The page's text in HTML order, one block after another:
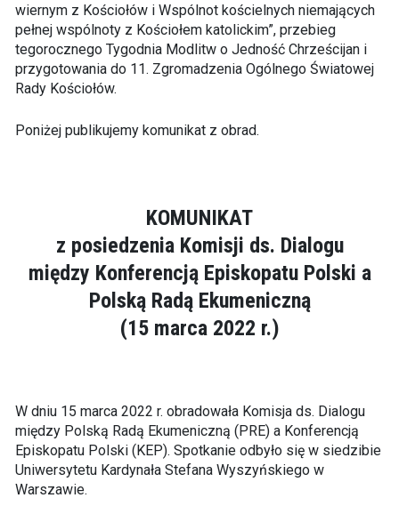
wiernym z Kościołów i Wspólnot kościelnych niemających
pełnej wspólnoty z Kościołem katolickim”, przebieg
tegorocznego Tygodnia Modlitw o Jedność Chrześcijan i
przygotowania do 11. Zgromadzenia Ogólnego Światowej
Rady Kościołów.
Poniżej publikujemy komunikat z obrad.
KOMUNIKAT
z posiedzenia Komisji ds. Dialogu
między Konferencją Episkopatu Polski a
Polską Radą Ekumeniczną
(15 marca 2022 r.)
W dniu 15 marca 2022 r. obradowała Komisja ds. Dialogu
między Polską Radą Ekumeniczną (PRE) a Konferencją
Episkopatu Polski (KEP). Spotkanie odbyło się w siedzibie
Uniwersytetu Kardynała Stefana Wyszyńskiego w
Warszawie.